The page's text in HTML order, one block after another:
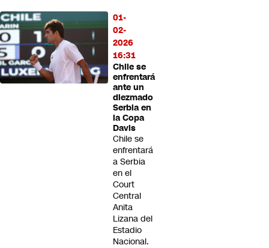
01-
02-
2026
16:31
Chile se
enfrentará
ante un
diezmado
Serbia en
la Copa
Davis
Chile se
enfrentará
a Serbia
en el
Court
Central
Anita
Lizana del
Estadio
Nacional.